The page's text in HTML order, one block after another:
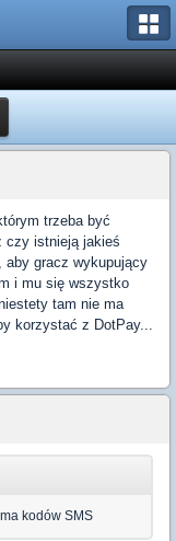
trzeba być
czy istnieją jakieś
aby gracz wykupujący
i mu się wszystko
tam nie ma
korzystać z DotPay...
kodów SMS